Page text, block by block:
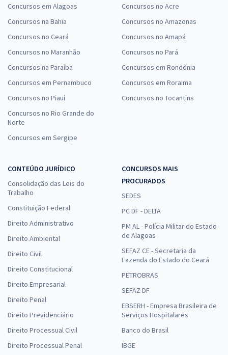
Concursos em Alagoas
Concursos na Bahia
Concursos no Ceará
Concursos no Maranhão
Concursos na Paraíba
Concursos em Pernambuco
Concursos no Piauí
Concursos no Rio Grande do
Norte
Concursos em Sergipe
Concursos no Acre
Concursos no Amazonas
Concursos no Amapá
Concursos no Pará
Concursos em Rondônia
Concursos em Roraima
Concursos no Tocantins
CONTEÚDO JURÍDICO
Consolidação das Leis do
Trabalho
Constituição Federal
Direito Administrativo
Direito Ambiental
Direito Civil
Direito Constitucional
Direito Empresarial
Direito Penal
Direito Previdenciário
Direito Processual Civil
Direito Processual Penal
CONCURSOS MAIS
PROCURADOS
SEDES
PC DF - DELTA
PM AL - Polícia Militar do Estado
de Alagoas
SEFAZ CE - Secretaria da
Fazenda do Estado do Ceará
PETROBRAS
SEFAZ DF
EBSERH - Empresa Brasileira de
Serviços Hospitalares
Banco do Brasil
IBGE